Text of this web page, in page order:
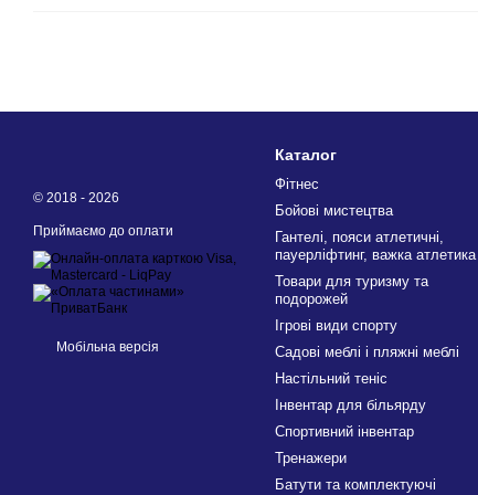
© 2018 - 2026
Приймаємо до оплати
Мобільна версія
Каталог
Фітнес
Бойові мистецтва
Гантелі, пояси атлетичні,
пауерліфтинг, важка атлетика
Товари для туризму та
подорожей
Ігрові види спорту
Садові меблі і пляжні меблі
Настільний теніс
Інвентар для більярду
Спортивний інвентар
Тренажери
Батути та комплектуючі